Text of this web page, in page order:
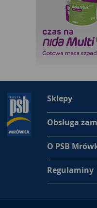
Sklepy
Obsługa
O PSB
Regulaminy